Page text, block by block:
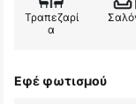
Τραπεζαρί
α
Εφέ φωτισμού